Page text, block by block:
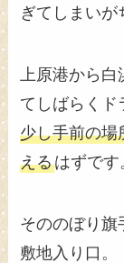
ぎてしまいが
上原港から
てしばらくド
少し手前の場
えるはずです
そののぼり旗
敷地入り口。